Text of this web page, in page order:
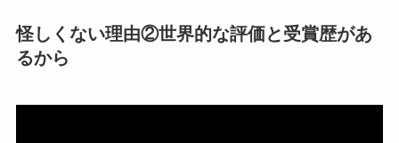
怪しくない理由②世界的な評価と受賞歴があ
るから